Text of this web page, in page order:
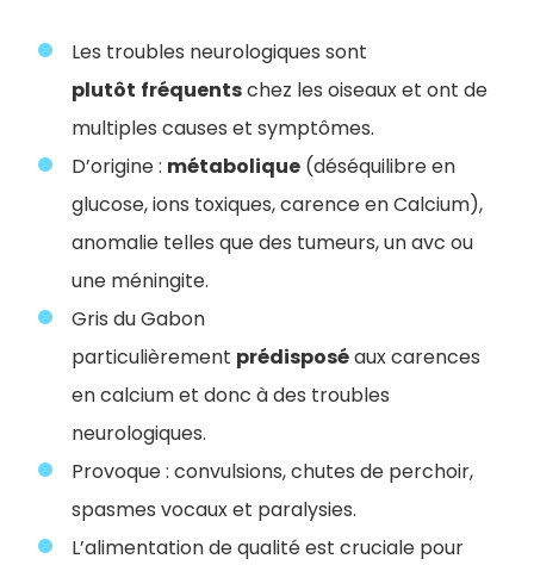
Les troubles neurologiques sont
plutôt fréquentschez les oiseaux et ont de
multiples causes et symptômes.
D’origine : métabolique (déséquilibre en
glucose, ions toxiques, carence en Calcium),
anomalie telles que des tumeurs, un avc ou
une méningite.
Gris du Gabon
particulièrement prédisposéaux carences
en calcium et donc à des troubles
neurologiques.
Provoque : convulsions, chutes de perchoir,
spasmes vocaux et paralysies.
L’alimentation de qualité est cruciale pour